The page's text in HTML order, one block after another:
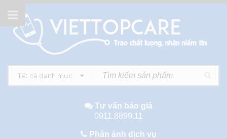
Tất cả danh mục
Tư vấn báo giá
0911.8899.11
Phản ánh dịch vụ